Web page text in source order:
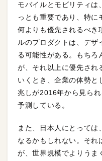
モバイルとモビリティは
っとも重要であり、特に
何よりも優先されるべき
ルのプロダクトは、デザ
る可能性がある。もちろ
が、それ以上に優先され
いくとき、企業の体勢と
兆しが2016年から見ら
予測している。
また、日本人にとっては
なるかもしれない。それ
が、世界規模でよりうま